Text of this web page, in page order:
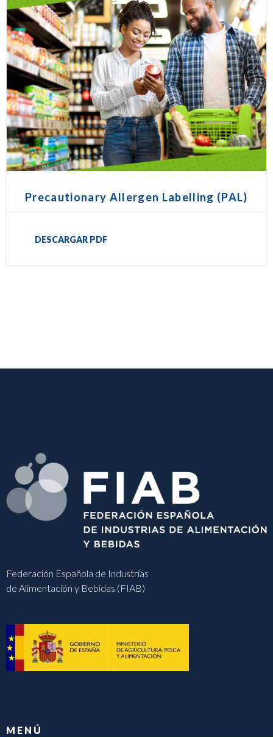
Precautionary Allergen Labelling (PAL)
DESCARGAR PDF
Federación Española de Industrias
de Alimentación y Bebidas (FIAB)
MENÚ